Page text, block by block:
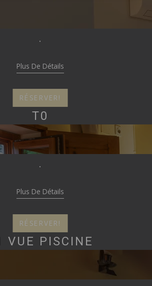
-
RÉSERVER!
Plus De Détails
T0
-
RÉSERVER!
Plus De Détails
VUE PISCINE